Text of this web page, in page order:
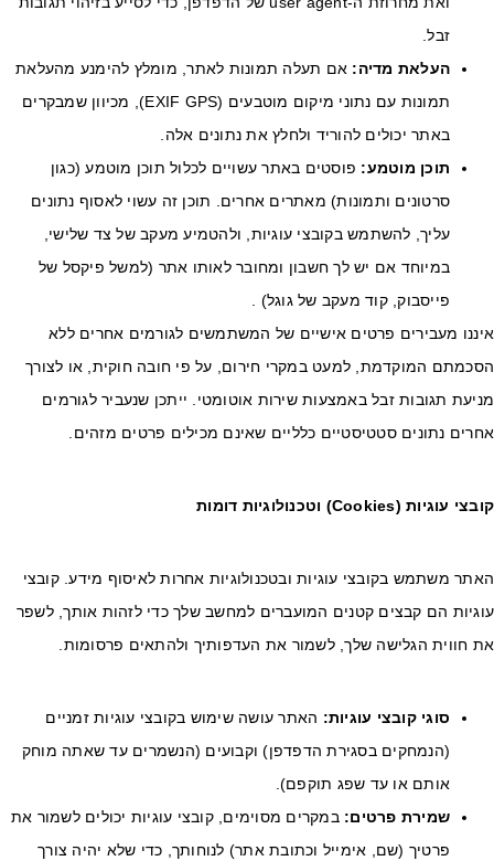
זבל.
העלאת מדיה:אם תעלה תמונות לאתר, מומלץ להימנע מהעלאת
תמונות עם נתוני מיקום מוטבעים (EXIF GPS), מכיוון שמבקרים
באתר יכולים להוריד ולחלץ את נתונים אלה.
תוכן מוטמע:פוסטים באתר עשויים לכלול תוכן מוטמע (כגון
סרטונים ותמונות) מאתרים אחרים. תוכן זה עשוי לאסוף נתונים
עליך, להשתמש בקובצי עוגיות, ולהטמיע מעקב של צד שלישי,
במיוחד אם יש לך חשבון ומחובר לאותו אתר (למשל פיקסל של
פייסבוק, קוד מעקב של גוגל) .
מעבירים פרטים אישיים של המשתמשים לגורמים אחרים ללא
המוקדמת, למעט במקרי חירום, על פי חובה חוקית, או לצורך
תגובות זבל באמצעות שירות אוטומטי. ייתכן שנעביר לגורמים
נתונים סטטיסטיים כלליים שאינם מכילים פרטים מזהים.
עוגיות(Cookies) וטכנולוגיות דומות
משתמש בקובצי עוגיות ובטכנולוגיות אחרות לאיסוף מידע. קובצי
הם קבצים קטנים המועברים למחשב שלך כדי לזהות אותך, לשפר
חווית הגלישה שלך, לשמור את העדפותיך ולהתאים פרסומות.
סוגי קובצי עוגיות:האתר עושה שימוש בקובצי עוגיות זמניים
(הנמחקים בסגירת הדפדפן) וקבועים (הנשמרים עד שאתה מוחק
אותם או עד שפג תוקפם).
שמירת פרטים:במקרים מסוימים, קובצי עוגיות יכולים לשמור את
פרטיך (שם, אימייל וכתובת אתר) לנוחותך, כדי שלא יהיה צורך